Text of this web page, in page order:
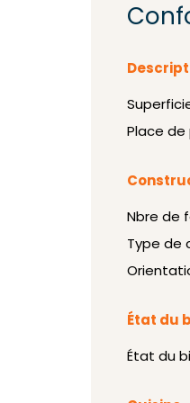
Place de
Nbre de
Type de
État du
État du